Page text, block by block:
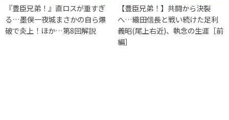
『豊臣兄弟！』直ロスが重すぎ
る…墨俣一夜城まさかの自ら爆
破で炎上！ほか…第8回解説
【豊臣兄弟！】共闘から決裂
へ…織田信長と戦い続けた足利
義昭(尾上右近)、執念の生涯［前
編］